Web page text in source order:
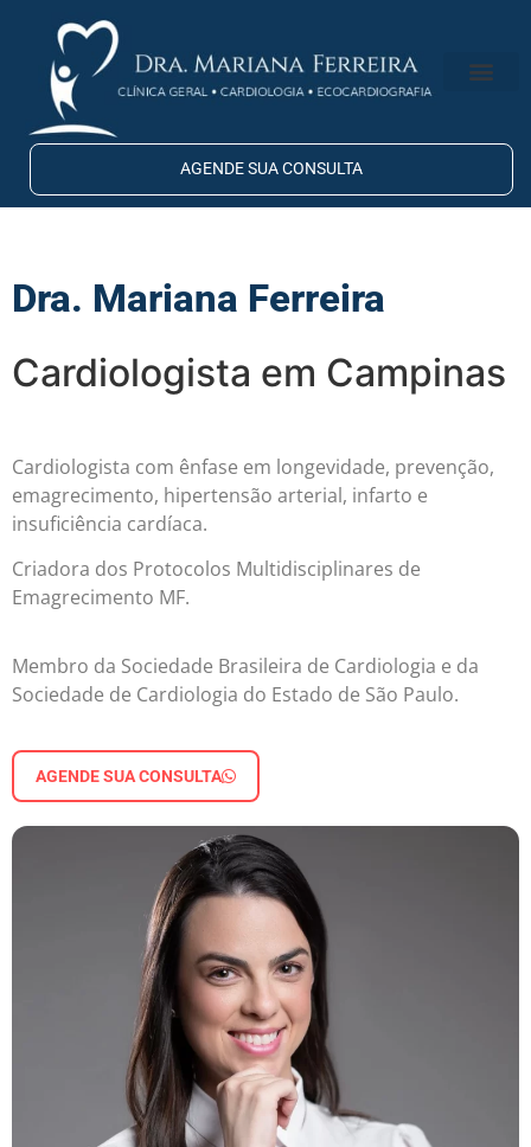
AGENDE SUA CONSULTA
Dra. Mariana Ferreira
Cardiologista em Campinas
Cardiologista com ênfase em longevidade, prevenção,
emagrecimento, hipertensão arterial, infarto e
insuficiência cardíaca.
Criadora dos Protocolos Multidisciplinares de
Emagrecimento MF.
Membro da Sociedade Brasileira de Cardiologia e da
Sociedade de Cardiologia do Estado de São Paulo.
AGENDE SUA CONSULTA